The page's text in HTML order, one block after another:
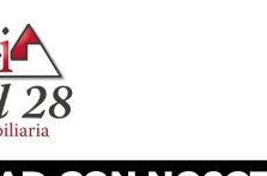
este espacio
conocer las
jamás olvidará
indígena, el